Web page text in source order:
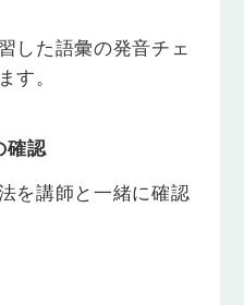
文（現在形）
すか」のように、物事
す。
現（現在形）
いてどう思いますか」
した語彙の発音チェ
す。
確認
を講師と一緒に確認